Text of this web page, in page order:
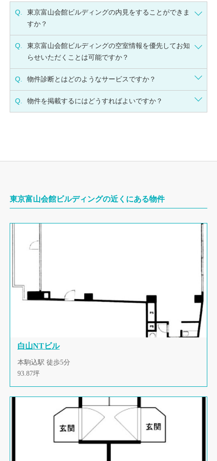
Q.
東京富山会館ビルディングの内見をすることができま
すか？
Q.
東京富山会館ビルディングの空室情報を優先してお知
らせいただくことは可能ですか？
Q. 物件診断とはどのようなサービスですか？
Q. 物件を掲載するにはどうすればよいですか？
東京富山会館ビルディングの近くにある物件
白山NTビル
本駒込駅 徒歩5分
93.87坪